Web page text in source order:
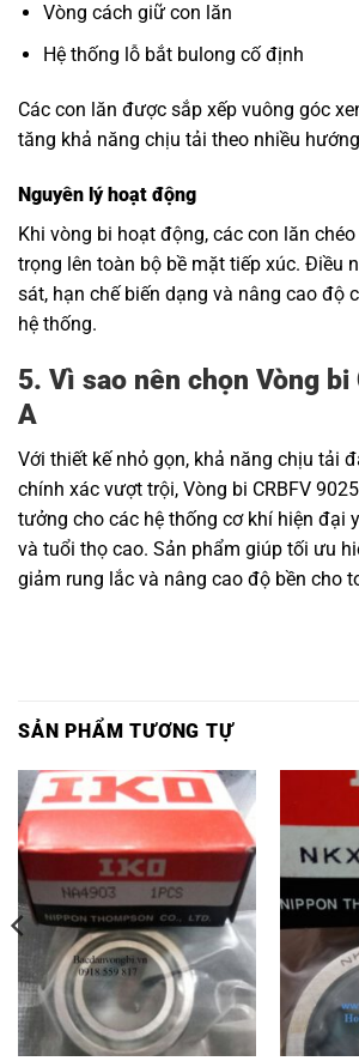
Vòng cách giữ con lăn
Hệ thống lỗ bắt bulong cố định
Các con lăn được sắp xếp vuông góc
tăng khả năng chịu tải theo nhiều
Nguyên lý hoạt động
Khi vòng bi hoạt động, các con lăn
trọng lên toàn bộ bề mặt tiếp xúc. Điều
sát, hạn chế biến dạng và nâng cao độ
hệ thống.
5. Vì sao nên chọn Vòng bi
A
Với thiết kế nhỏ gọn, khả năng chịu tải
chính xác vượt trội, Vòng bi CRBFV
tưởng cho các hệ thống cơ khí hiện đại
và tuổi thọ cao. Sản phẩm giúp tối ưu
giảm rung lắc và nâng cao độ bền cho
SẢN PHẨM TƯƠNG TỰ